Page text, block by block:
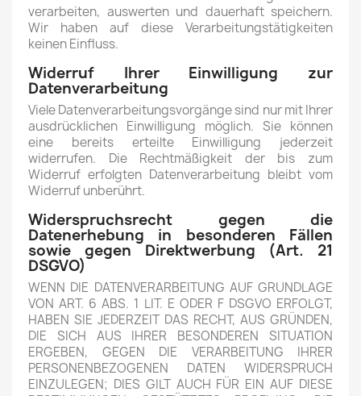
verarbeiten, auswerten und dauerhaft speichern.
Wir haben auf diese Verarbeitungstätigkeiten
keinen Einfluss.
Widerruf Ihrer Einwilligung zur
Datenverarbeitung
Viele Datenverarbeitungsvorgänge sind nur mit Ihrer
ausdrücklichen Einwilligung möglich. Sie können
eine bereits erteilte Einwilligung jederzeit
widerrufen. Die Rechtmäßigkeit der bis zum
Widerruf erfolgten Datenverarbeitung bleibt vom
Widerruf unberührt.
Widerspruchsrecht gegen die
Datenerhebung in besonderen Fällen
sowie gegen Direktwerbung (Art. 21
DSGVO)
WENN DIE DATENVERARBEITUNG AUF GRUNDLAGE
VON ART. 6 ABS. 1 LIT. E ODER F DSGVO ERFOLGT,
HABEN SIE JEDERZEIT DAS RECHT, AUS GRÜNDEN,
DIE SICH AUS IHRER BESONDEREN SITUATION
ERGEBEN, GEGEN DIE VERARBEITUNG IHRER
PERSONENBEZOGENEN DATEN WIDERSPRUCH
EINZULEGEN; DIES GILT AUCH FÜR EIN AUF DIESE